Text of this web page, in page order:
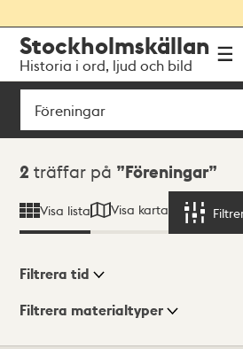
navigationen
huvudinnehållet
Stockholmskällan
Historia i ord, ljud och bild
Sök
Sökresultat
2 träffar på Föreningar
Visa lista Visa karta
Visningsläge
Filtrera tid
Filtrera materialtyper